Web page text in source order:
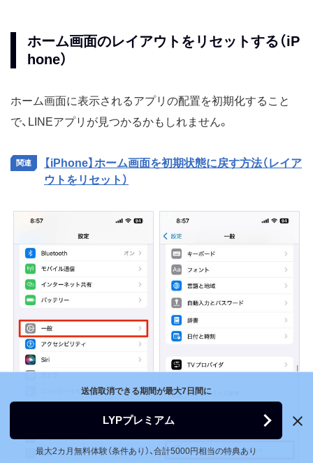
ホーム画面のレイアウトをリセットする（iP
hone）
ホーム画面に表示されるアプリの配置を初期化すること
で、LINEアプリが見つかるかもしれません。
【iPhone】ホーム画面を初期状態に戻す方法（レイア
ウトをリセット）
送信取消できる期間が最大7日間に
LYPプレミアム
最大2カ月無料体験（条件あり）、合計5000円相当の特典あり